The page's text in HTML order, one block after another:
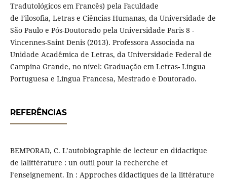
Tradutológicos em Francês) pela Faculdade
de Filosofia, Letras e Ciências Humanas, da Universidade de
São Paulo e Pós-Doutorado pela Universidade Paris 8 -
Vincennes-Saint Denis (2013). Professora Associada na
Unidade Acadêmica de Letras, da Universidade Federal de
Campina Grande, no nível: Graduação em Letras- Língua
Portuguesa e Língua Francesa, Mestrado e Doutorado.
REFERÊNCIAS
BEMPORAD, C. L’autobiographie de lecteur en didactique
de lalittérature : un outil pour la recherche et
l’enseignement. In : Approches didactiques de la littérature